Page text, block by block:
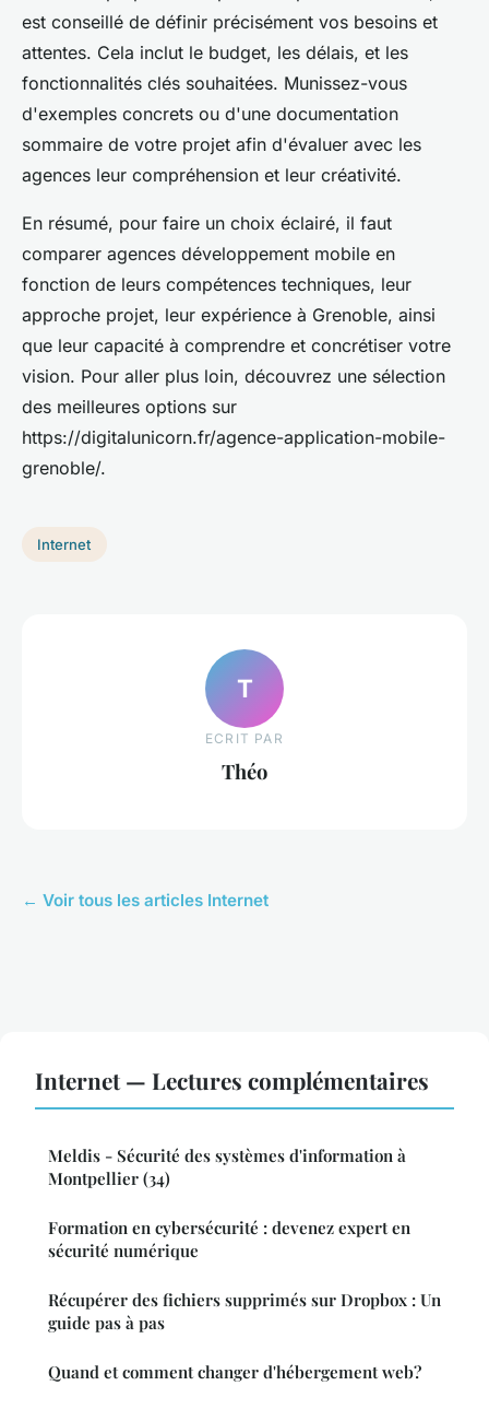
est conseillé de définir précisément vos besoins et
attentes. Cela inclut le budget, les délais, et les
fonctionnalités clés souhaitées. Munissez-vous
d'exemples concrets ou d'une documentation
sommaire de votre projet afin d'évaluer avec les
agences leur compréhension et leur créativité.
En résumé, pour faire un choix éclairé, il faut
comparer agences développement mobile en
fonction de leurs compétences techniques, leur
approche projet, leur expérience à Grenoble, ainsi
que leur capacité à comprendre et concrétiser votre
vision. Pour aller plus loin, découvrez une sélection
des meilleures options sur
https://digitalunicorn.fr/agence-application-mobile-
grenoble/.
Internet
T
ECRIT PAR
Théo
← Voir tous les articles Internet
Internet — Lectures complémentaires
Meldis - Sécurité des systèmes d'information à
Montpellier (34)
Formation en cybersécurité : devenez expert en
sécurité numérique
Récupérer des fichiers supprimés sur Dropbox : Un
guide pas à pas
Quand et comment changer d'hébergement web?